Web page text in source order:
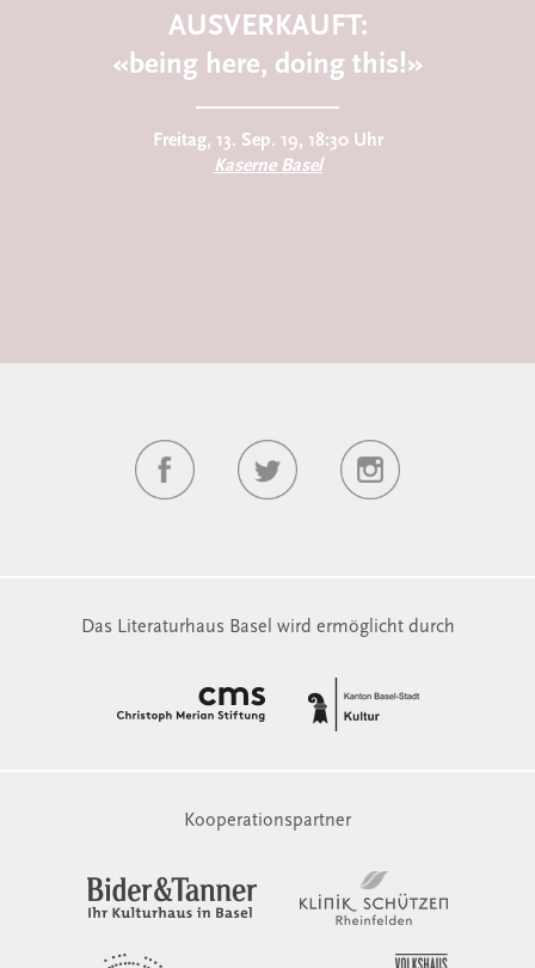
AUSVERKAUFT:
«being here, doing this!»
Freitag, 13. Sep. 19, 18:30 Uhr
Kaserne Basel
Das Literaturhaus Basel wird ermöglicht durch
Kooperationspartner